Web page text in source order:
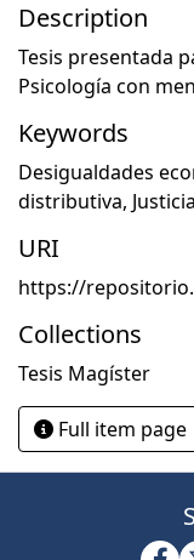
Description
Tesis presentada
Psicología con
Keywords
Desigualdades
distributiva,
URI
https://
Collections
Tesis Magíster
Full item page